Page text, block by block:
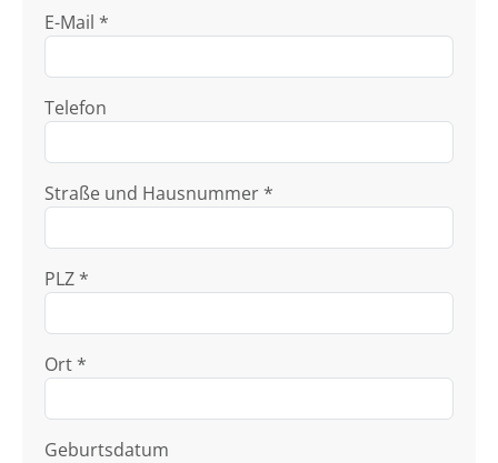
E-Mail *
Telefon
Straße und Hausnummer *
PLZ *
Ort *
Geburtsdatum